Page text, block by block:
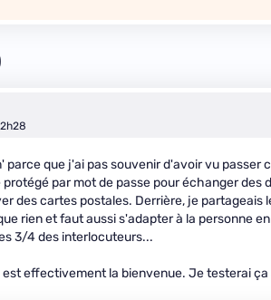
parce que j'ai pas souvenir d'avoir vu
par mot de passe pour échanger
des cartes postales. Derrière, je partageais
rien et faut aussi s'adapter à la personne
3/4 des interlocuteurs...
est effectivement la bienvenue. Je testerai